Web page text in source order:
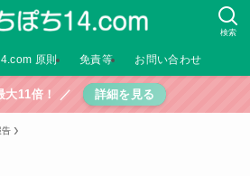
検索
原則 免責等 お問い合わせ
大11倍！ ／ 詳細を見る
告